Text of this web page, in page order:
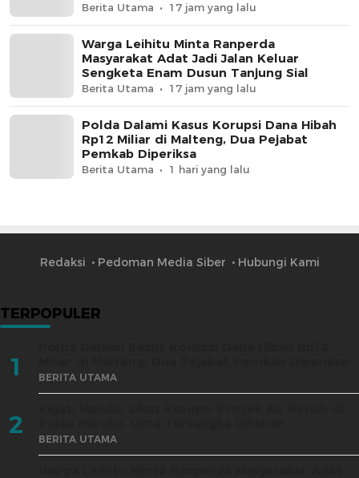
Berita Utama 17 jam yang lalu
Warga Leihitu Minta Ranperda
Masyarakat Adat Jadi Jalan Keluar
Sengketa Enam Dusun Tanjung Sial
Berita Utama 17 jam yang lalu
Polda Dalami Kasus Korupsi Dana Hibah
Rp12 Miliar di Malteng, Dua Pejabat
Pemkab Diperiksa
Berita Utama 1 hari yang lalu
Redaksi Pedoman Media Siber Hubungi Kami
TERPOPULER
1 BERITA UTAMA
2 BERITA UTAMA